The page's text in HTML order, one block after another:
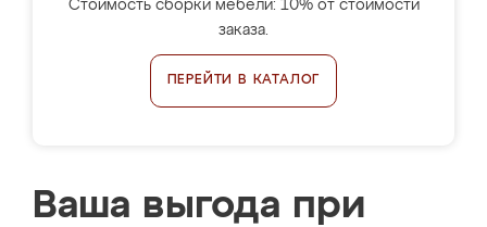
Стоимость сборки мебели: 10% от стоимости
заказа.
ПЕРЕЙТИ В КАТАЛОГ
Ваша выгода при